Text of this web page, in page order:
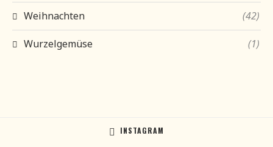
Weihnachten (42)
Wurzelgemüse (1)
INSTAGRAM